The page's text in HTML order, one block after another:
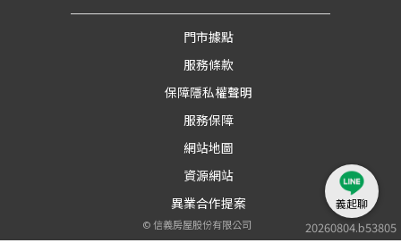
20260804.b53805
門市據點
服務條款
保障隱私權聲明
服務保障
網站地圖
資源網站
異業合作提案
©信義房屋股份有限公司
義起聊